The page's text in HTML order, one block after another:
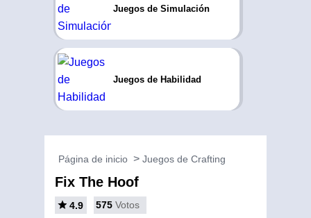
Juegos de Simulación
Juegos de Habilidad
Página de inicio Juegos de Crafting
Fix The Hoof
4.9 575 Votos